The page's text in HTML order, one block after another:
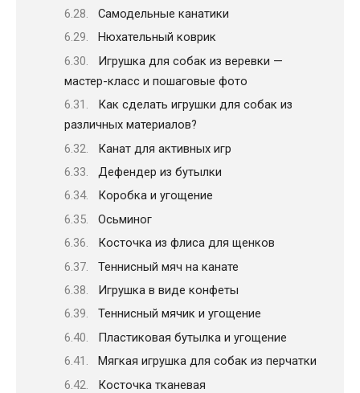
Самодельные канатики
Нюхательный коврик
Игрушка для собак из веревки —
мастер-класс и пошаговые фото
Как сделать игрушки для собак из
различных материалов?
Канат для активных игр
Дефендер из бутылки
Коробка и угощение
Осьминог
Косточка из флиса для щенков
Теннисный мяч на канате
Игрушка в виде конфеты
Теннисный мячик и угощение
Пластиковая бутылка и угощение
Мягкая игрушка для собак из перчатки
Косточка тканевая